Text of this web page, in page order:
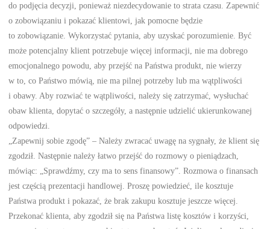
do podjęcia decyzji, ponieważ niezdecydowanie to strata czasu. Zapewnić
o zobowiązaniu i pokazać klientowi, jak pomocne będzie
to zobowiązanie. Wykorzystać pytania, aby uzyskać porozumienie. Być
może potencjalny klient potrzebuje więcej informacji, nie ma dobrego
emocjonalnego powodu, aby przejść na Państwa produkt, nie wierzy
w to, co Państwo mówią, nie ma pilnej potrzeby lub ma wątpliwości
i obawy. Aby rozwiać te wątpliwości, należy się zatrzymać, wysłuchać
obaw klienta, dopytać o szczegóły, a następnie udzielić ukierunkowanej
odpowiedzi.
„Zapewnij sobie zgodę” – Należy zwracać uwagę na sygnały, że klient się
zgodził. Następnie należy łatwo przejść do rozmowy o pieniądzach,
mówiąc: „Sprawdźmy, czy ma to sens finansowy”. Rozmowa o finansach
jest częścią prezentacji handlowej. Proszę powiedzieć, ile kosztuje
Państwa produkt i pokazać, że brak zakupu kosztuje jeszcze więcej.
Przekonać klienta, aby zgodził się na Państwa listę kosztów i korzyści,